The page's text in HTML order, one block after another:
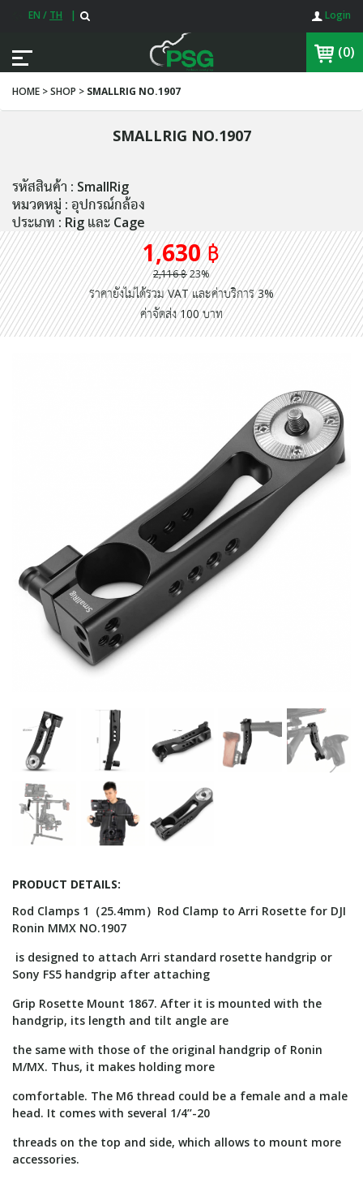
EN / TH | Login
(0)
HOME > SHOP > SMALLRIG NO.1907
SMALLRIG NO.1907
รหัสสินค้า : SmallRig
หมวดหมู่ : อุปกรณ์กล้อง
ประเภท : Rig และ Cage
1,630 ฿
2,116 ฿23%
ราคายังไม่ได้รวม VAT และค่าบริการ 3%
ค่าจัดส่ง 100 บาท
PRODUCT DETAILS:
Rod Clamps 1（25.4mm）Rod Clamp to Arri Rosette for DJI
Ronin MMX NO.1907
is designed to attach Arri standard rosette handgrip or
Sony FS5 handgrip after attaching
Grip Rosette Mount 1867. After it is mounted with the
handgrip, its length and tilt angle are
the same with those of the original handgrip of Ronin
M/MX. Thus, it makes holding more
comfortable. The M6 thread could be a female and a male
head. It comes with several 1/4’’-20
threads on the top and side, which allows to mount more
accessories.